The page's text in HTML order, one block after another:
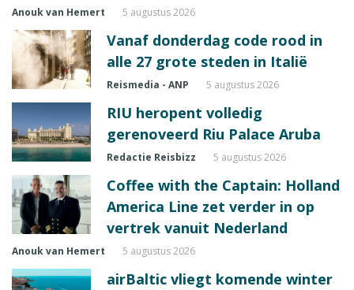
Anouk van Hemert 5 augustus 2026
Vanaf donderdag code rood in
alle 27 grote steden in Italië
Reismedia - ANP 5 augustus 2026
RIU heropent volledig
gerenoveerd Riu Palace Aruba
Redactie Reisbizz 5 augustus 2026
Coffee with the Captain: Holland
America Line zet verder in op
vertrek vanuit Nederland
Anouk van Hemert 5 augustus 2026
airBaltic vliegt komende winter